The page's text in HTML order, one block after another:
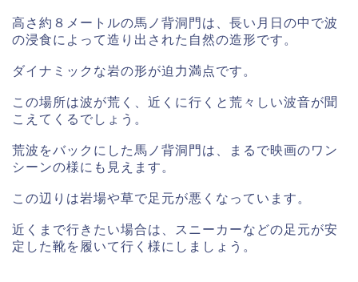
高さ約８メートルの馬ノ背洞門は、長い月日の中で波
の浸食によって造り出された自然の造形です。
ダイナミックな岩の形が迫力満点です。
この場所は波が荒く、近くに行くと荒々しい波音が聞
こえてくるでしょう。
荒波をバックにした馬ノ背洞門は、まるで映画のワン
シーンの様にも見えます。
この辺りは岩場や草で足元が悪くなっています。
近くまで行きたい場合は、スニーカーなどの足元が安
定した靴を履いて行く様にしましょう。